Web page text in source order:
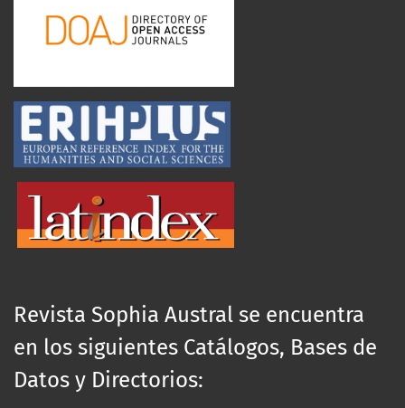
Revista Sophia Austral se encuentra
en los siguientes Catálogos, Bases de
Datos y Directorios: